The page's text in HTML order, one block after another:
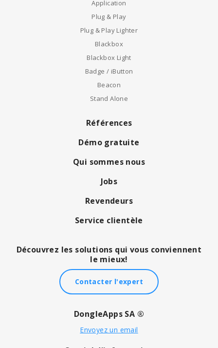
Application
Plug & Play
Plug & Play Lighter
Blackbox
Blackbox Light
Badge / iButton
Beacon
Stand Alone
Références
Démo gratuite
Qui sommes nous
Jobs
Revendeurs
Service clientèle
Découvrez les solutions qui vous conviennent
le mieux!
Contacter l'expert
DongleApps SA ®
Envoyez un email